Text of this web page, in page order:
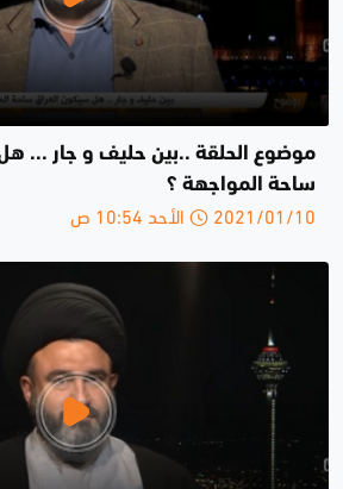
موضوع الحلقة ..بين حليف و جار ...
ساحة المواجهة ؟
2021/01/10 الأحد 10:54 ص